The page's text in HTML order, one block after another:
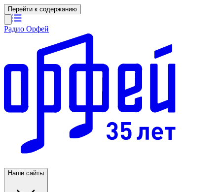
Перейти к содержанию
Радио Орфей
Наши сайты